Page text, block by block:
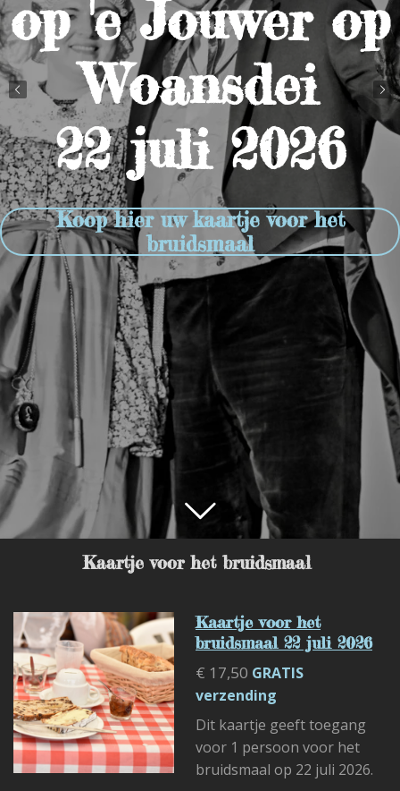
op 'e Jouwer op
Woansdei
22 juli 2026
Koop hier uw kaartje voor het
bruidsmaal
Kaartje voor het bruidsmaal
Kaartje voor het
bruidsmaal 22 juli 2026
€ 17,50 GRATIS
verzending
Dit kaartje geeft toegang
voor 1 persoon voor het
bruidsmaal op 22 juli 2026.